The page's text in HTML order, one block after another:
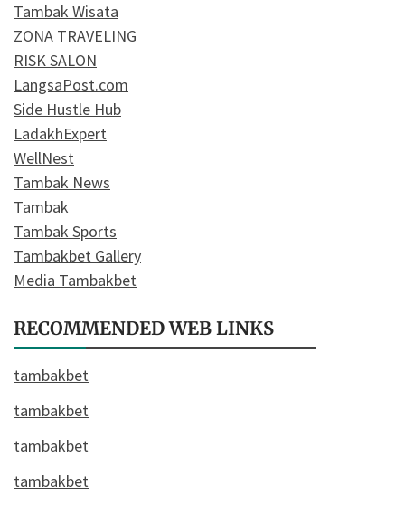
Tambak Wisata
ZONA TRAVELING
RISK SALON
LangsaPost.com
Side Hustle Hub
LadakhExpert
WellNest
Tambak News
Tambak
Tambak Sports
Tambakbet Gallery
Media Tambakbet
RECOMMENDED WEB LINKS
tambakbet
tambakbet
tambakbet
tambakbet